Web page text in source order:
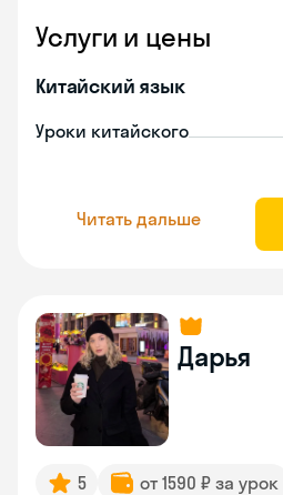
Услуги и цены
Китайский язык
Уроки китайского
Читать дальше
Дарья
5 от 1590 ₽ за урок